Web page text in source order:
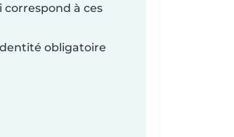
correspond à ces
obligatoire